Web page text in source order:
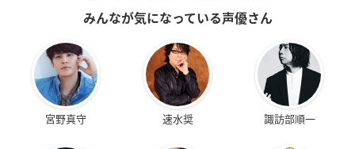
みんなが気になっている声優さん
宮野真守 速水奨 諏訪部順一